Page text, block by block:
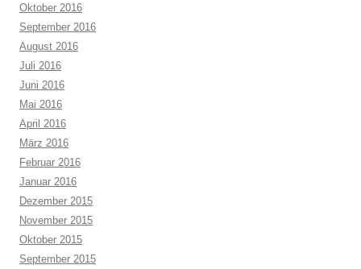
Oktober 2016
September 2016
August 2016
Juli 2016
Juni 2016
Mai 2016
April 2016
März 2016
Februar 2016
Januar 2016
Dezember 2015
November 2015
Oktober 2015
September 2015